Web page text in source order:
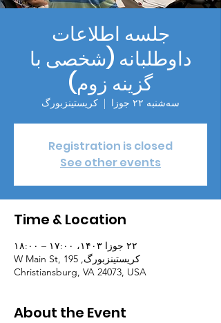
جلسه اطلاعات
داوطلبانه (شخصی با
گزینه زوم)
سه‌شنبه ۲۲ جوزا
  |
کریستینزبورگ
Registration is closed
See other events
Time & Location
۲۲ جوزا ۱۴۰۳، ۱۷:۰۰ – ۱۸:۰۰
کریستینزبورگ, 195 W Main St,
Christiansburg, VA 24073, USA
About the Event